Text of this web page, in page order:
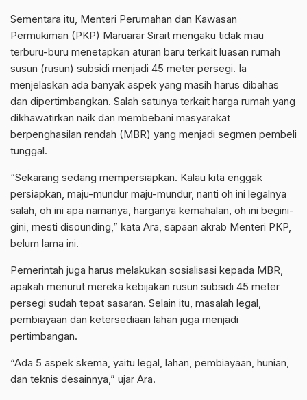
Sementara itu, Menteri Perumahan dan Kawasan
Permukiman (PKP) Maruarar Sirait mengaku tidak mau
terburu-buru menetapkan aturan baru terkait luasan rumah
susun (rusun) subsidi menjadi 45 meter persegi. Ia
menjelaskan ada banyak aspek yang masih harus dibahas
dan dipertimbangkan. Salah satunya terkait harga rumah yang
dikhawatirkan naik dan membebani masyarakat
berpenghasilan rendah (MBR) yang menjadi segmen pembeli
tunggal.
“Sekarang sedang mempersiapkan. Kalau kita enggak
persiapkan, maju-mundur maju-mundur, nanti oh ini legalnya
salah, oh ini apa namanya, harganya kemahalan, oh ini begini-
gini, mesti disounding,” kata Ara, sapaan akrab Menteri PKP,
belum lama ini.
Pemerintah juga harus melakukan sosialisasi kepada MBR,
apakah menurut mereka kebijakan rusun subsidi 45 meter
persegi sudah tepat sasaran. Selain itu, masalah legal,
pembiayaan dan ketersediaan lahan juga menjadi
pertimbangan.
“Ada 5 aspek skema, yaitu legal, lahan, pembiayaan, hunian,
dan teknis desainnya,” ujar Ara.